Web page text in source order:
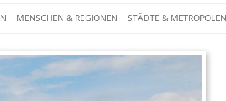
Welt auf einen Blick.
MENSCHEN & REGIONEN STÄDTE & METROPOLEN